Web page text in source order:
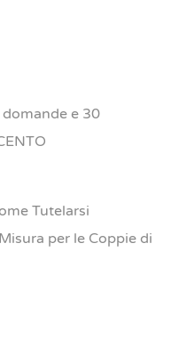
e 30
Tutelarsi
per le Coppie di